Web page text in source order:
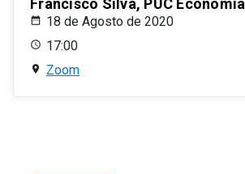
Francisco Silva, PUC Economía
18 de Agosto de 2020
17:00
Zoom